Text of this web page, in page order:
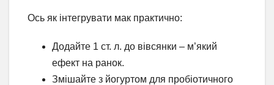
Ось як інтегрувати мак практично:
Додайте 1 ст. л. до вівсянки – м’який
ефект на ранок.
Змішайте з йогуртом для пробіотичного